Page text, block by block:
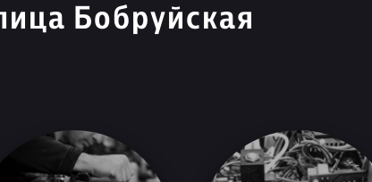
Бобруйская